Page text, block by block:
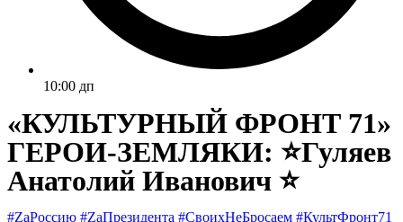
10:00 дп
«КУЛЬТУРНЫЙ ФРОНТ 71»
ГЕРОИ-ЗЕМЛЯКИ: ⭐Гуляев
Анатолий Иванович ⭐
#ZаРоссию #ZаПрезидента #СвоихНеБросаем #КультФронт71